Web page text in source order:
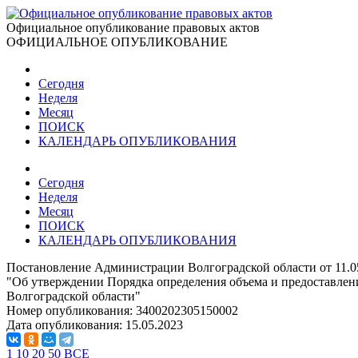
Официальное опубликование правовых актов
ОФИЦИАЛЬНОЕ ОПУБЛИКОВАНИЕ
Сегодня
Неделя
Месяц
ПОИСК
КАЛЕНДАРЬ ОПУБЛИКОВАНИЯ
Сегодня
Неделя
Месяц
ПОИСК
КАЛЕНДАРЬ ОПУБЛИКОВАНИЯ
Постановление Администрации Волгоградской области от
"Об утверждении Порядка определения объема и
Волгоградской области"
Номер опубликования: 3400202305150002
Дата опубликования: 15.05.2023
1 10 20 50 ВСЕ